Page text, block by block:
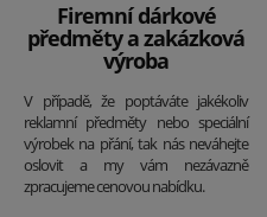
Firemní dárkové
předměty a zakázková
výroba
V případě, že poptáváte jakékoliv
reklamní předměty nebo speciální
výrobek na přání, tak nás neváhejte
oslovit a my vám nezávazně
zpracujeme cenovou nabídku.